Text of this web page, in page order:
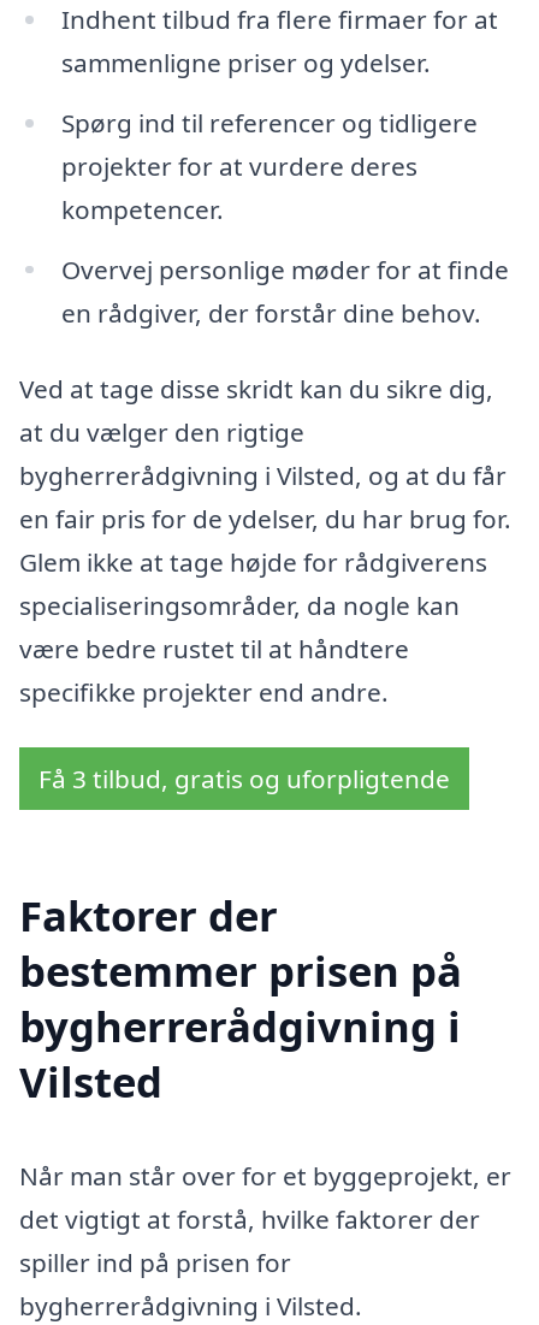
Indhent tilbud fra flere firmaer for at
sammenligne priser og ydelser.
Spørg ind til referencer og tidligere
projekter for at vurdere deres
kompetencer.
Overvej personlige møder for at finde
en rådgiver, der forstår dine behov.
Ved at tage disse skridt kan du sikre dig,
at du vælger den rigtige
bygherrerådgivning i Vilsted, og at du får
en fair pris for de ydelser, du har brug for.
Glem ikke at tage højde for rådgiverens
specialiseringsområder, da nogle kan
være bedre rustet til at håndtere
specifikke projekter end andre.
Få 3 tilbud, gratis og uforpligtende
Faktorer der
bestemmer prisen på
bygherrerådgivning i
Vilsted
Når man står over for et byggeprojekt, er
det vigtigt at forstå, hvilke faktorer der
spiller ind på prisen for
bygherrerådgivning i Vilsted.